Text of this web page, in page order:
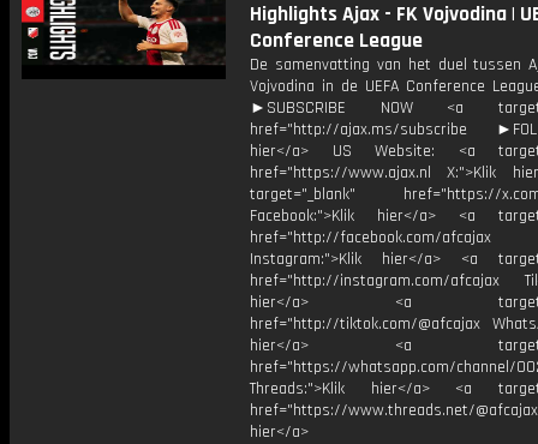
Highlights Ajax - FK Vojvodina |
Conference League
De samenvatting van het duel tussen
Vojvodina in de UEFA Conference
►SUBSCRIBE NOW <a
href="http://ajax.ms/subscribe
hier</a> US Website: <a
href="https://www.ajax.nl X:">Klik
target="_blank" href="https://x.com/
Facebook:">Klik hier</a> <a
href="http://facebook.com/afcajax
Instagram:">Klik hier</a> <a
href="http://instagram.com/afcajax
hier</a> <a
href="http://tiktok.com/@afcajax
hier</a> <a
href="https://whatsapp.com/channel/
Threads:">Klik hier</a> <a
href="https://www.threads.net/
hier</a>